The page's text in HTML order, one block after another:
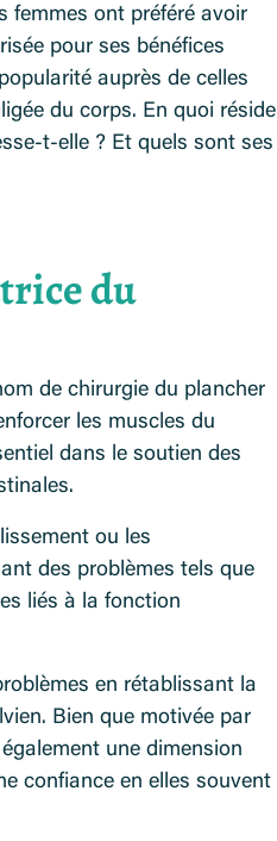
femmes ont préféré avoir
pour ses bénéfices
auprès de celles
du corps. En quoi réside
t-elle ? Et quels sont ses
du
de chirurgie du plancher
les muscles du
dans le soutien des
ou les
des problèmes tels que
liés à la fonction
en rétablissant la
Bien que motivée par
une dimension
confiance en elles souvent